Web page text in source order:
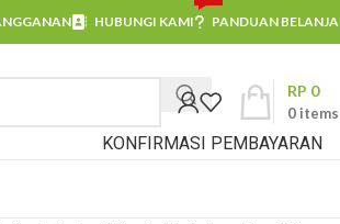
HUBUNGI KAMI PANDUAN BELANJA
0 items
RP 0
KONFIRMASI PEMBAYARAN